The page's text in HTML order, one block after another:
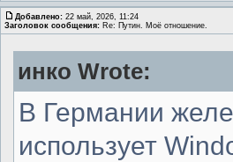
Добавлено: 22 май, 2026, 11:24
Заголовок сообщения: Re: Путин. Моё отношение.
инко Wrote:
В Германии
использует